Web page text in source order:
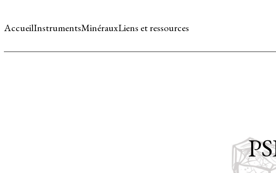
AccueilInstrumentsMinérauxLiens et ressources